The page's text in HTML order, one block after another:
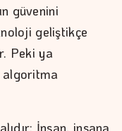
güvenini
geliştikçe
Peki ya
algoritma
İnsan, insana